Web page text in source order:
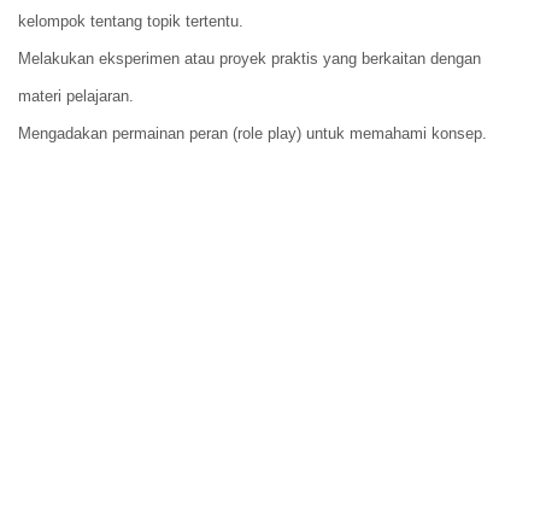
kelompok tentang topik tertentu.
Melakukan eksperimen atau proyek praktis yang berkaitan dengan
materi pelajaran.
Mengadakan permainan peran (role play) untuk memahami konsep.